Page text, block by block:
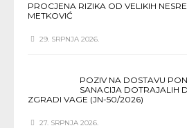
PROCJENA RIZIKA OD VELIKIH
METKOVIĆ
29. SRPNJA 2026.
POZIV NA DOSTAVU
SANACIJA DOTRAJALIH
ZGRADI VAGE (JN-50/2026)
27. SRPNJA 2026.